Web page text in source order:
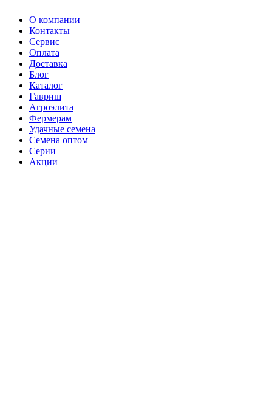
О компании
Контакты
Сервис
Оплата
Доставка
Блог
Каталог
Гавриш
Агроэлита
Фермерам
Удачные семена
Семена оптом
Серии
Акции